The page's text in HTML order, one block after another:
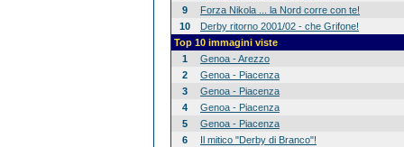
9
Forza Nikola ... la Nord corre con te!
10
Derby ritorno 2001/02 - che Grifone!
Top 10 immagini viste
1
Genoa - Arezzo
2
Genoa - Piacenza
3
Genoa - Piacenza
4
Genoa - Piacenza
5
Genoa - Piacenza
6
Il mitico "Derby di Branco"!